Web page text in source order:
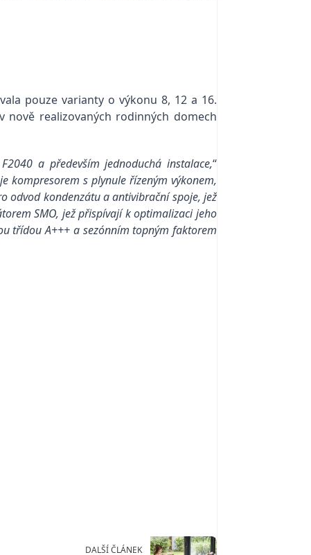
pouze varianty o výkonu 8, 12 a 16.
realizovaných rodinných domech
a především jednoduchá instalace,“
kompresorem s plynule řízeným výkonem,
odvod kondenzátu a antivibrační spoje, jež
SMO, jež přispívají k optimalizaci jeho
třídou A+++ a sezónním topným faktorem
DALŠÍ ČLÁNEK